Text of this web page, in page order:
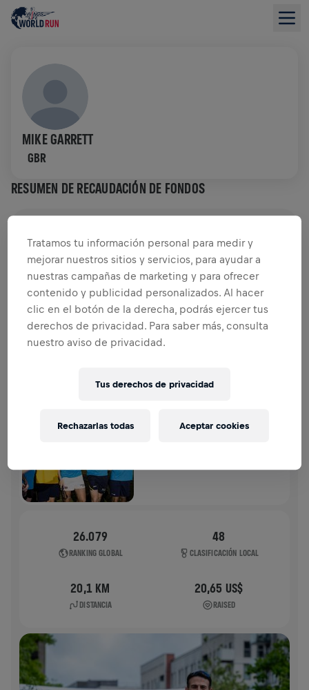
MIKE GARRETT
GBR
RESUMEN DE RECAUDACIÓN DE FONDOS
RECAUDACIÓN DE FONDOS DONAR
¡Dona para marcar la diferencia! El 100% de lo
recaudado va a la investigación de médula.
HISTORIA
26.079
RANKING GLOBAL
48
CLASIFICACIÓN LOCAL
20,1 KM
DISTANCIA
20,65 US$
RAISED
Tratamos tu información personal para medir y
mejorar nuestros sitios y servicios, para ayudar a
nuestras campañas de marketing y para ofrecer
contenido y publicidad personalizados. Al hacer
clic en el botón de la derecha, podrás ejercer tus
derechos de privacidad. Para saber más, consulta
nuestro aviso de privacidad.
Tus derechos de privacidad
Rechazarlas todas Aceptar cookies